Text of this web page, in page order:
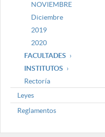
NOVIEMBRE
Diciembre
2019
2020
FACULTADES
INSTITUTOS
Rectoría
Leyes
Reglamentos